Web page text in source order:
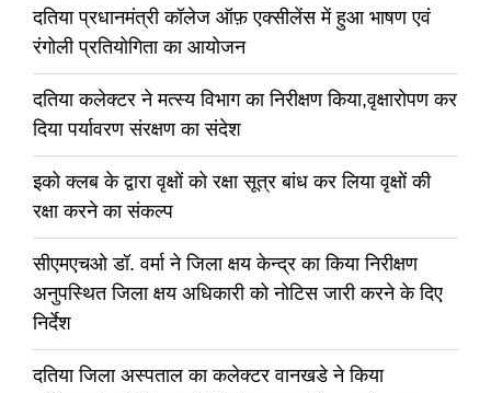
दतिया प्रधानमंत्री कॉलेज ऑफ़ एक्सीलेंस में हुआ भाषण एवं
रंगोली प्रतियोगिता का आयोजन
दतिया कलेक्टर ने मत्स्य विभाग का निरीक्षण किया,वृक्षारोपण कर
दिया पर्यावरण संरक्षण का संदेश
इको क्लब के द्वारा वृक्षों को रक्षा सूत्र बांध कर लिया वृक्षों की
रक्षा करने का संकल्प
सीएमएचओ डॉ. वर्मा ने जिला क्षय केन्द्र का किया निरीक्षण
अनुपस्थित जिला क्षय अधिकारी को नोटिस जारी करने के दिए
निर्देश
दतिया जिला अस्पताल का कलेक्टर वानखडे ने किया